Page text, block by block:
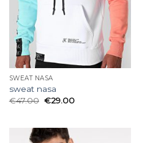
SWEAT NASA
sweat nasa
€47.00 €29.00